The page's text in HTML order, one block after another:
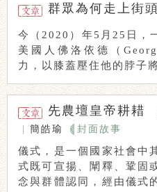
群眾為何走上街
今（2020）年5月25日，
美國人佛洛依德（
先農壇皇帝耕耤
簡皓瑜 封面故事
儀式，是一個國家社會中
式既可宣揚、闡釋、鞏固
念與群體認同，經由儀式